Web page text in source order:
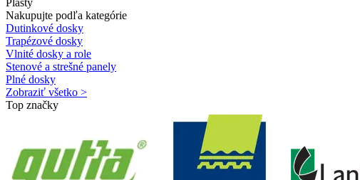
Plasty
Nakupujte podľa kategórie
Dutinkové dosky
Trapézové dosky
Vlnité dosky a role
Stenové a strešné panely
Plné dosky
Zobraziť všetko >
Top značky